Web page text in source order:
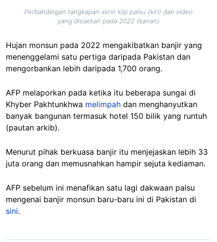
Perbandingan tangkapan skrin klip palsu (kiri) dan video
yang disiarkan pada 2022 (kanan)
Hujan monsun pada 2022 mengakibatkan banjir yang
menenggelami satu pertiga daripada Pakistan dan
mengorbankan lebih daripada 1,700 orang.
AFP melaporkan pada ketika itu beberapa sungai di
Khyber Pakhtunkhwa melimpah dan menghanyutkan
banyak bangunan termasuk hotel 150 bilik yang runtuh
(pautan arkib).
Menurut pihak berkuasa banjir itu menjejaskan lebih 33
juta orang dan memusnahkan hampir sejuta kediaman.
AFP sebelum ini menafikan satu lagi dakwaan palsu
mengenai banjir monsun baru-baru ini di Pakistan di
sini.